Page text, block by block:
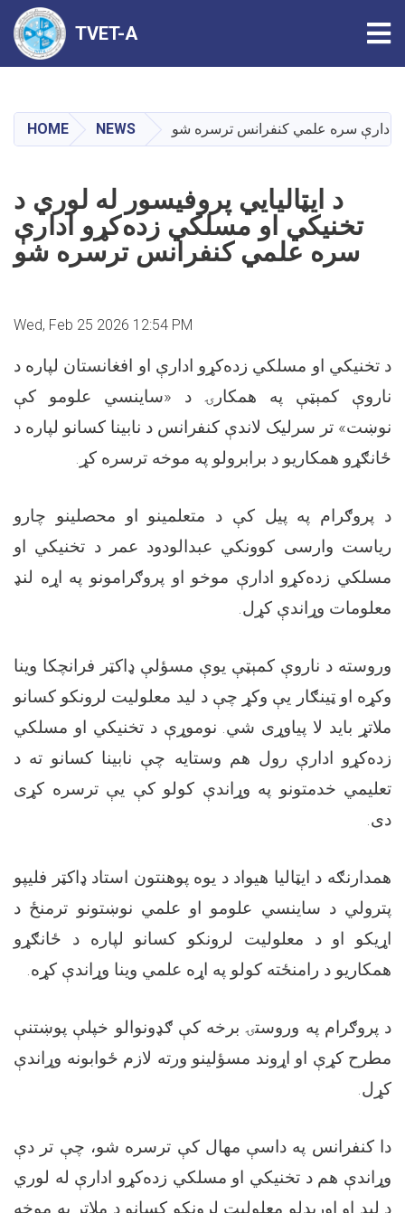
main
content
TVET-A
HOME NEWS ادارې سره علمي کنفرانس ترسره شو
د ایټالیايي پروفیسور له لوري د
تخنیکي او مسلکي زده‌کړو ادارې
سره علمي کنفرانس ترسره شو
Wed, Feb 25 2026 12:54 PM
د تخنیکي او مسلکي زده‌کړو ادارې او افغانستان لپاره د
ناروې کمېټې په همکارۍ د «ساینسي علومو کې
نوښت» تر سرلیک لاندې کنفرانس د نابینا کسانو لپاره د
ځانګړو همکاریو د برابرولو په موخه ترسره کړ.
د پروګرام په پیل کې د متعلمینو او محصلینو چارو
ریاست وارسی کوونکي عبدالودود عمر د تخنیکي او
مسلکي زده‌کړو ادارې موخو او پروګرامونو په اړه لنډ
معلومات وړاندې کړل.
وروسته د ناروې کمېټې یوې مسؤلې ډاکټر فرانچکا وینا
وکړه او ټینګار یې وکړ چې د لید معلولیت لرونکو کسانو
ملاتړ باید لا پیاوړی شي. نوموړې د تخنیکي او مسلکي
زده‌کړو ادارې رول هم وستایه چې نابینا کسانو ته د
تعلیمي خدمتونو په وړاندې کولو کې یې ترسره کړی
دی.
همدارنګه د ایټالیا هیواد د یوه پوهنتون استاد ډاکټر فلیپو
پترولي د ساینسي علومو او علمي نوښتونو ترمنځ د
اړیکو او د معلولیت لرونکو کسانو لپاره د ځانګړو
همکاریو د رامنځته کولو په اړه علمي وینا وړاندې کړه.
د پروګرام په وروستۍ برخه کې ګډونوالو خپلې پوښتنې
مطرح کړې او اړوند مسؤلینو ورته لازم ځوابونه وړاندې
کړل.
دا کنفرانس په داسې مهال کې ترسره شو، چې تر دې
وړاندې هم د تخنیکي او مسلکي زده‌کړو ادارې له لوري
د لید او اورېدلو معلولیت لرونکو کسانو د ملاتړ په موخه